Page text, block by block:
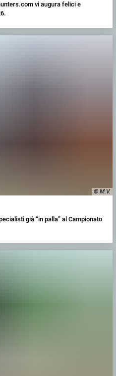
vi augura felici e
© M.V.
già “in palla” al Campionato